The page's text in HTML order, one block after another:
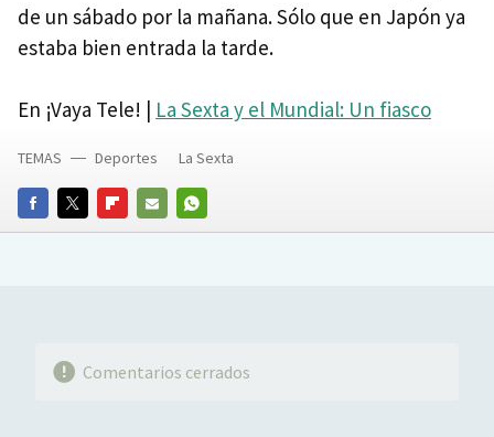
de un sábado por la mañana. Sólo que en Japón ya
estaba bien entrada la tarde.
En ¡Vaya Tele! | La Sexta y el Mundial: Un fiasco
FACEBOOKTWITTERFLIPBOARD
E-
WHATSAPP
TEMAS Deportes La Sexta
Comentarios cerrados